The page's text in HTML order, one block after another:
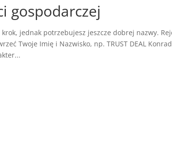
gospodarczej
jednak potrzebujesz jeszcze dobrej nazwy.
Twoje Imię i Nazwisko, np. TRUST DEAL